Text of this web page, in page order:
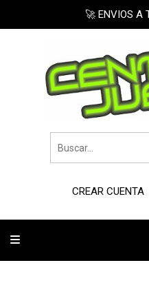
🚀 ENVIOS A
CREAR CUENTA